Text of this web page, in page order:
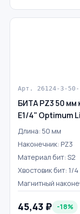
Арт. 26124-3-50-
БИТА PZ3 50 мм
E1/4" Optimum
Длина: 50 мм
Наконечник: PZ3
Материал бит: S2
Хвостовик бит: 1/4
Магнитный
45,43 ₽ -18%